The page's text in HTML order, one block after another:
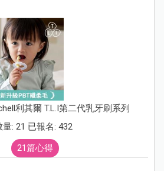
利其爾 T.L.I第二代乳牙刷系列
量: 21 已報名: 432
21篇心得